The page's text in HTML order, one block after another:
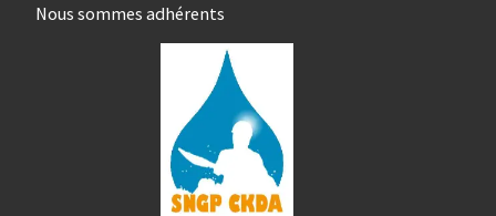
Nous sommes adhérents